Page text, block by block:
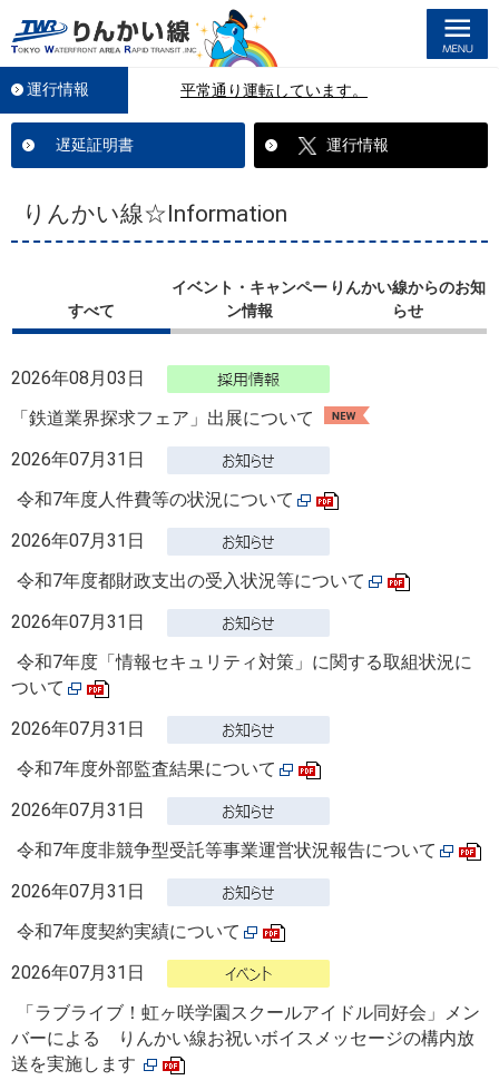
運行情報 平常通り運転しています。
遅延証明書 運行情報
りんかい線☆Information
すべて
イベント・キャンペー
ン情報
りんかい線からのお知
らせ
2026年08月03日
「鉄道業界探求フェア」出展について
2026年07月31日
令和7年度人件費等の状況について
2026年07月31日
令和7年度都財政支出の受入状況等について
2026年07月31日
令和7年度「情報セキュリティ対策」に関する取組状況に
ついて
2026年07月31日
令和7年度外部監査結果について
2026年07月31日
令和7年度非競争型受託等事業運営状況報告について
2026年07月31日
令和7年度契約実績について
2026年07月31日
「ラブライブ！虹ヶ咲学園スクールアイドル同好会」メン
バーによる りんかい線お祝いボイスメッセージの構内放
送を実施します